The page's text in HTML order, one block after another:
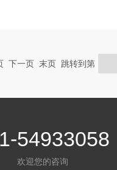
下一页 末页 跳转到第
54933058
欢迎您的咨询